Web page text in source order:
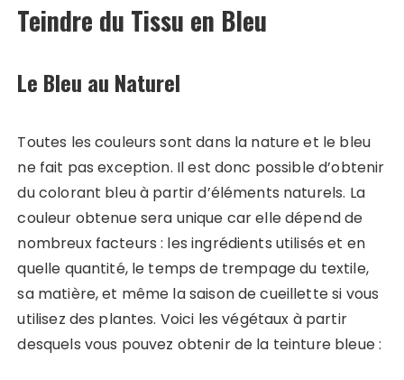
Teindre du Tissu en Bleu
Le Bleu au Naturel
Toutes les couleurs sont dans la nature et le bleu
ne fait pas exception. Il est donc possible d’obtenir
du colorant bleu à partir d’éléments naturels. La
couleur obtenue sera unique car elle dépend de
nombreux facteurs : les ingrédients utilisés et en
quelle quantité, le temps de trempage du textile,
sa matière, et même la saison de cueillette si vous
utilisez des plantes. Voici les végétaux à partir
desquels vous pouvez obtenir de la teinture bleue :